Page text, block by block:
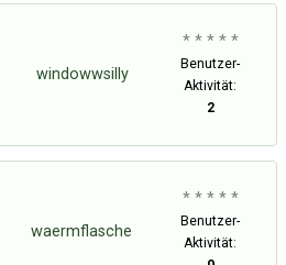
windowwsilly
* * * * *
Benutzer-
Aktivität:
2
waermflasche
* * * * *
Benutzer-
Aktivität: